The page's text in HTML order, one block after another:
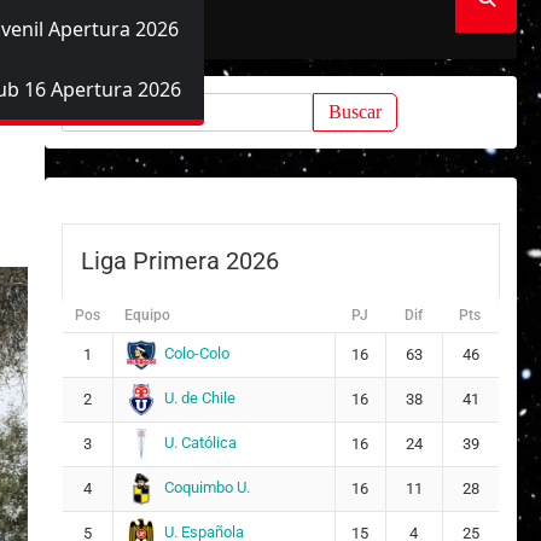
Apertura 2026
16 Apertura 2026
Buscar:
Liga Primera 2026
Pos Equipo PJ Dif Pts
1 Colo-Colo 16 63 46
2 U. de Chile 16 38 41
3 U. Católica 16 24 39
4 Coquimbo U. 16 11 28
5 U. Española 15 4 25